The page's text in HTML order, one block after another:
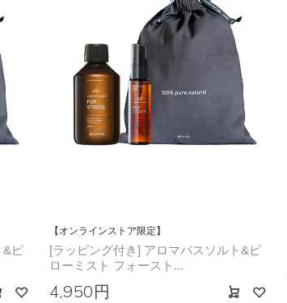
&ピ
【オンラインストア限定】
[ラッピング付き] アロマバスソルト&ピ
ローミスト フォースト...
4,950円